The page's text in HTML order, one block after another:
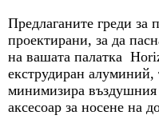
Предлаганите греди за
проектирани, за да
на вашата палатка
екструдиран
минимизира
аксесоар за носене на